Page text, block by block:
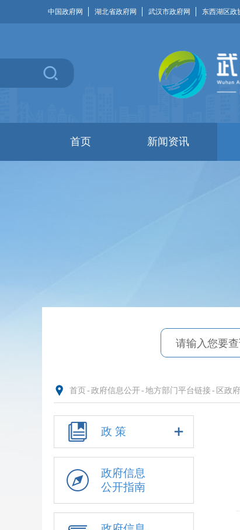
中国政府网 湖北省政府网 武汉市政府网 东西湖区政
首页 新闻资讯
首页 - 政府信息公开- 地方部门平台链接- 区政
政 策
政府信息
公开指南